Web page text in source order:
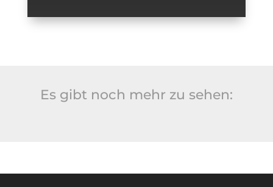
Es gibt noch mehr zu sehen: